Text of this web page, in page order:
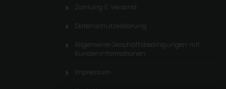
Zahlung & Versand
Datenschutzerklärung
Allgemeine Geschäftsbedingungen mit
Kundeninformationen
Impressum